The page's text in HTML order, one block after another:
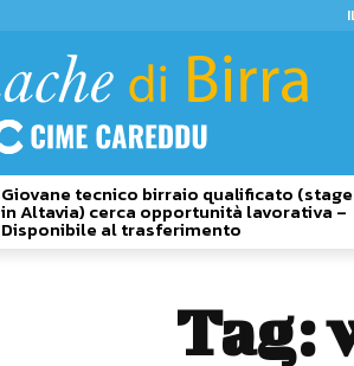
Giovane tecnico birraio qualificato (stage
in Altavia) cerca opportunità lavorativa –
Disponibile al trasferimento
Tag: